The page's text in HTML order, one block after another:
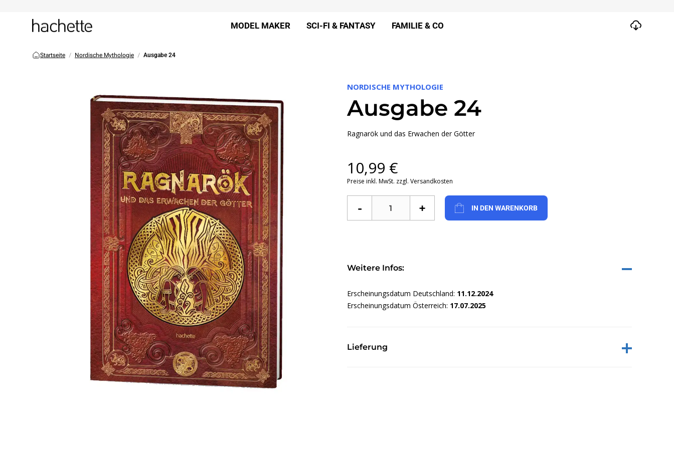
MODEL MAKER SCI-FI & FANTASY FAMILIE & CO
Startseite Nordische Mythologie Ausgabe 24
NORDISCHE MYTHOLOGIE
Ausgabe 24
Ragnarök und das Erwachen der Götter
10,99 €
Preise inkl. MwSt. zzgl. Versandkosten
- + IN DEN WARENKORB
Weitere Infos:
Erscheinungsdatum Deutschland: 11.12.2024
Erscheinungsdatum Österreich: 17.07.2025
Lieferung